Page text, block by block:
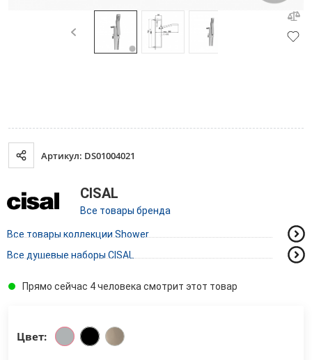
Артикул: DS01004021
CISAL
Все товары бренда
Все товары коллекции Shower
Все душевые наборы CISAL
Прямо сейчас 4 человека смотрит этот товар
Цвет: